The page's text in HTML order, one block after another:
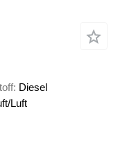
Diesel
Luft